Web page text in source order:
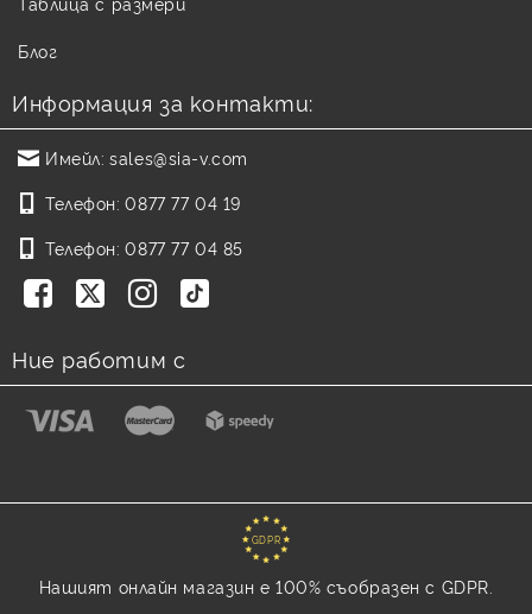
Блог
Информация за контакти:
Имейл: sales@sia-v.com
Телефон: 0877 77 04 19
Телефон: 0877 77 04 85
Ние работим с
GDPR
Нашият онлайн магазин е 100% съобразен с GDPR.